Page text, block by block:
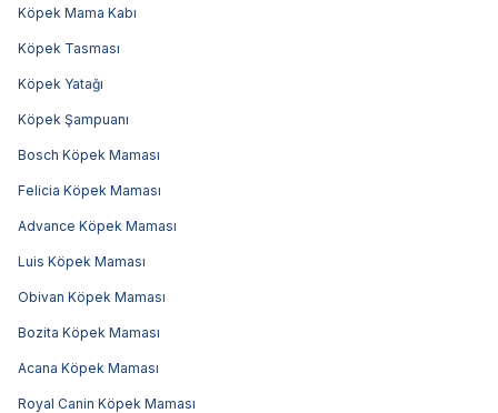
Köpek Mama Kabı
Köpek Tasması
Köpek Yatağı
Köpek Şampuanı
Bosch Köpek Maması
Felicia Köpek Maması
Advance Köpek Maması
Luis Köpek Maması
Obivan Köpek Maması
Bozita Köpek Maması
Acana Köpek Maması
Royal Canin Köpek Maması